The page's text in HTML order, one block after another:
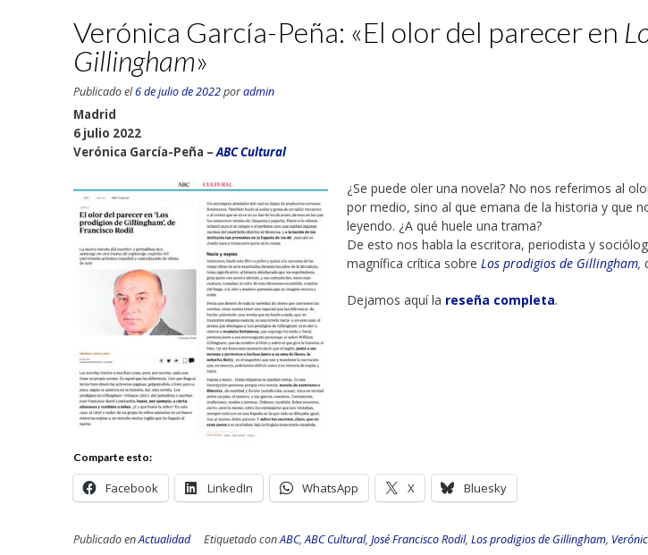
Verónica García-Peña: «El olor del parecer en
Gillingham»
Publicado el6 de julio de 2022poradmin
Madrid
6 julio 2022
Verónica García-Peña – ABC Cultural
¿Se puede oler una novela? No nos referimos al
por medio, sino al que emana de la historia y que
leyendo. ¿A qué huele una trama?
De esto nos habla la escritora, periodista y
magnífica crítica sobre Los prodigios de Gillingham,
Dejamos aquí la reseña completa.
Comparte esto:
Facebook LinkedIn WhatsApp X Bluesky
Publicado enActualidad Etiquetado conABC,ABC Cultural, José Francisco Rodil, Los prodigios de Gillingham,